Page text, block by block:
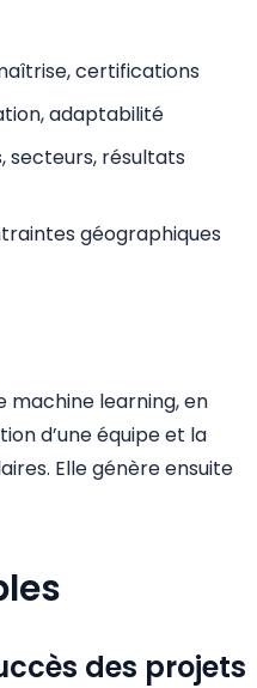
certifications
adaptabilité
secteurs, résultats
géographiques
machine learning, en
d’une équipe et la
Elle génère ensuite
des projets